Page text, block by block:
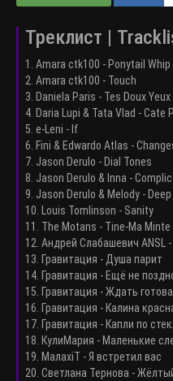
Треклист |
1. Amara ctk100 - Ponytail Whip
2. Amara ctk100 - Touch
3. Daniela Paris - Tes Doux
4. Daria Lupi & Tata Vlad - Cate
5. e-Leni - If
6. Fini & Edwardo Atlas -
7. Jason Derulo - Dial Tones
8. Jason Derulo & Inna -
9. Jason Derulo & Melody - Deep
10. Louis Tomlinson - Sanity
11. The Motans - Tine-Ma Minte
12. Андрей Слабашевич ANSL
13. Гравитация - Душа парит
14. Гравитация - Ещё не
15. Гравитация - Ждать готова
16. Гравитация - Калина
17. Гравитация - Капли по
18. КулиМария - Маленькие
19. МалаxiT - Я встретил вас
20. Светлана Тернова -